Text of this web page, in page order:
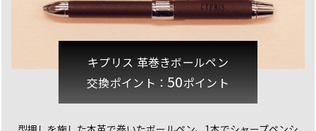
キプリス 革巻きボールペン
交換ポイント：50ポイント